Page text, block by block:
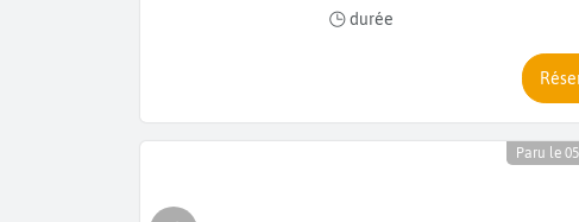
durée
Paru le